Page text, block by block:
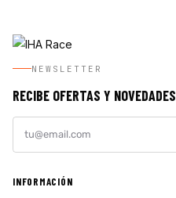
NEWSLETTER
RECIBE OFERTAS Y NOVEDADES
INFORMACIÓN